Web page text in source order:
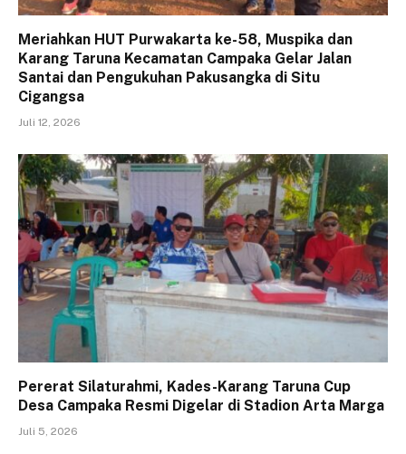
Meriahkan HUT Purwakarta ke-58, Muspika dan
Karang Taruna Kecamatan Campaka Gelar Jalan
Santai dan Pengukuhan Pakusangka di Situ
Cigangsa
Juli 12, 2026
Pererat Silaturahmi, Kades-Karang Taruna Cup
Desa Campaka Resmi Digelar di Stadion Arta Marga
Juli 5, 2026